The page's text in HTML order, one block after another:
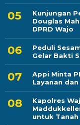
Kunjungan
Douglas
DPRD Wajo
Peduli
Gelar Bakti
Appi Minta
Layanan
Kapolres
untuk Tanah